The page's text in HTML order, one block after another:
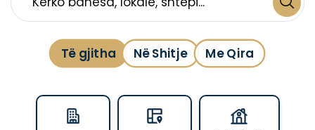
Të gjitha Në Shitje Me Qira